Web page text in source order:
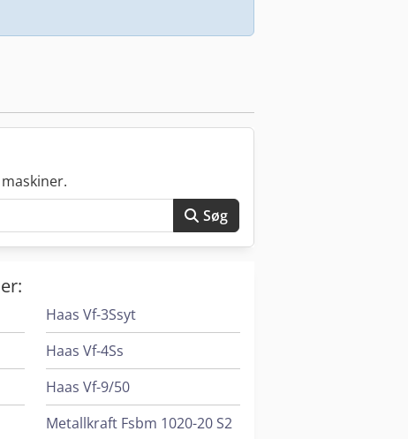
Søg
Haas Vf-3Ssyt
Haas Vf-4Ss
Haas Vf-9/50
Metallkraft Fsbm 1020-20 S2